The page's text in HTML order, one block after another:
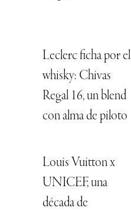
Leclerc ficha por el
whisky: Chivas
Regal 16, un blend
con alma de piloto
Louis Vuitton x
UNICEF, una
década de